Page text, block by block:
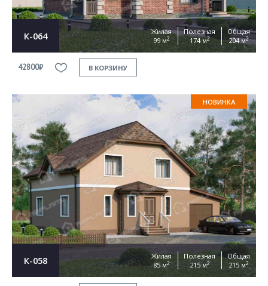
К-064
Жилая
99 м2
Полезная
174 м2
Общая
204 м2
42800₽ В КОРЗИНУ
НОВИНКА
К-058
Жилая
85 м2
Полезная
215 м2
Общая
215 м2